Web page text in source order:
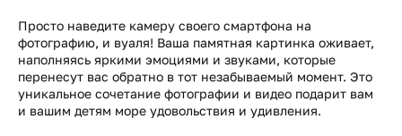
Просто наведите камеру своего смартфона на
фотографию, и вуаля! Ваша памятная картинка оживает,
наполняясь яркими эмоциями и звуками, которые
перенесут вас обратно в тот незабываемый момент. Это
уникальное сочетание фотографии и видео подарит вам
и вашим детям море удовольствия и удивления.